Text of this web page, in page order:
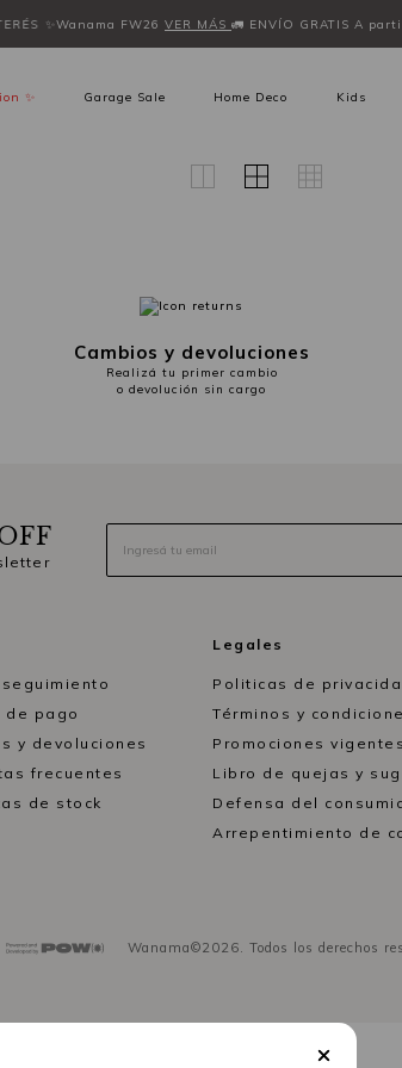
✨Wanama FW26 VER MÁS 🚛 ENVÍO GRATIS A
✨ Garage Sale Home Deco Kids
Cambios y devoluciones
Realizá tu primer cambio
o devolución sin cargo
seguimiento
de pago
y devoluciones
frecuentes
de stock
Legales
Politicas de
Términos y
Promociones vigentes
Libro de quejas y
Defensa del
Arrepentimiento de
Wanama©2026. Todos los derechos